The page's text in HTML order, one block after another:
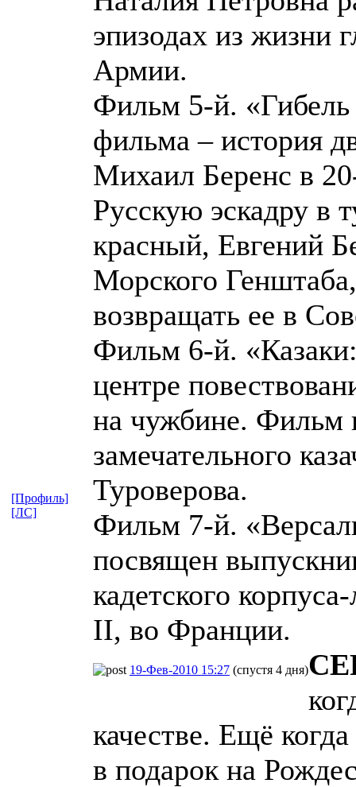
эпизодах из жизни
Армии.
Фильм 5-й. «Гибель
фильма – история
Михаил Беренс в
Русскую эскадру в
красный, Евгений
Морского
возвращать ее в
Фильм 6-й.
центре
на чужбине. Фильм
замечательного
Туроверова.
Фильм 7-й.
посвящен
кадетского
II, во Франции.
[Профиль]
[ЛС]
19-Фев-2010 15:27 (спустя 4 дня)
качестве. Ещё
в подарок на